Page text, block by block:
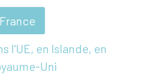
l'UE, en Islande, en
Uni